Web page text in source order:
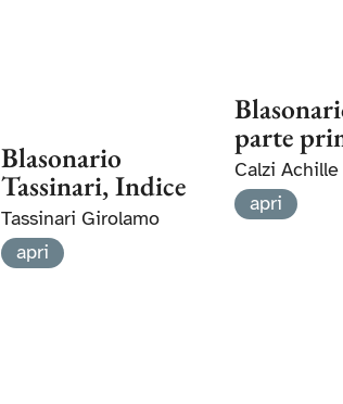
Blasonario
Tassinari, Indice
Tassinari Girolamo
apri
parte
Calzi Achille
apri